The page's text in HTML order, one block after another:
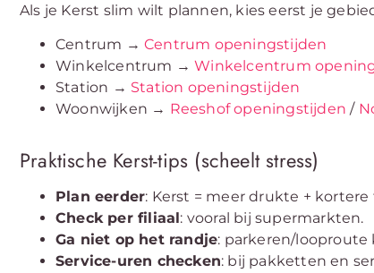
Als je Kerst slim wilt plannen, kies eerst je
Centrum → Centrum openingstijden
Winkelcentrum →Winkelcentrum
Station → Station openingstijden
Woonwijken → Reeshof openingstijden /
Praktische Kerst-tips (scheelt stress)
Plan eerder: Kerst = meer drukte +
Check per filiaal: vooral bij supermarkten.
Ga niet op het randje: parkeren/
Service-uren checken: bij pakketten en